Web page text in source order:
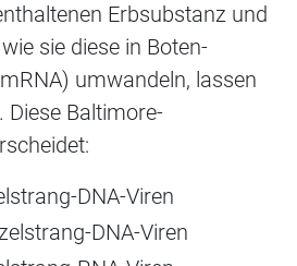
Erbsubstanz und
sie diese in Boten-
umwandeln, lassen
Diese Baltimore-
DNA-Viren
DNA-Viren